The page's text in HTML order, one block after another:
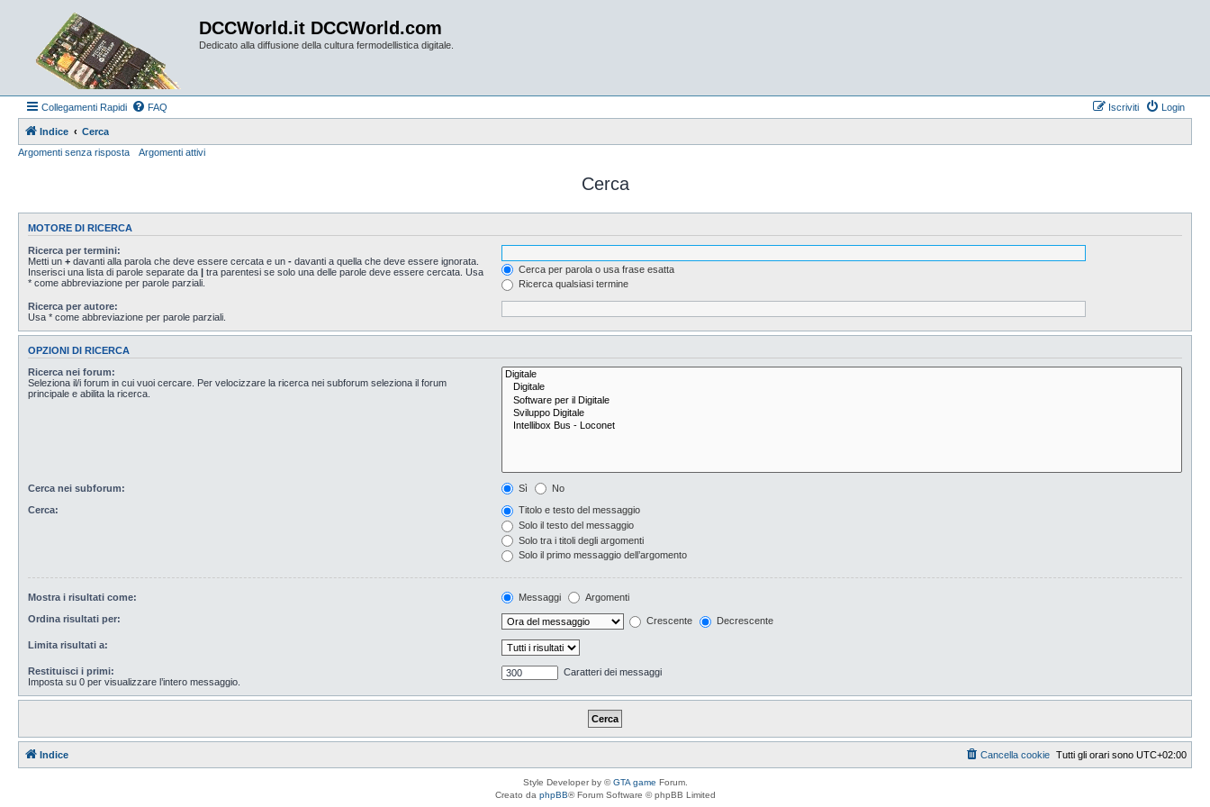
DCCWorld.it DCCWorld.com
Dedicato alla diffusione della cultura fermodellistica digitale.
Collegamenti Rapidi FAQ Login
Iscriviti
Indice
Cerca
Argomenti senza risposta
Argomenti attivi
Cerca
MOTORE DI RICERCA
Ricerca per termini:
Metti un + davanti alla parola che deve essere cercata e un - davanti a quella che deve essere ignorata.
Inserisci una lista di parole separate da | tra parentesi se solo una delle parole deve essere cercata. Usa
* come abbreviazione per parole parziali.
Cerca per parola o usa frase esatta
Ricerca qualsiasi termine
Ricerca per autore:
Usa * come abbreviazione per parole parziali.
OPZIONI DI RICERCA
Ricerca nei forum:
Seleziona il/i forum in cui vuoi cercare. Per velocizzare la ricerca nei subforum seleziona il forum
principale e abilita la ricerca.
Cerca nei subforum: Sì No
Cerca:
Titolo e testo del messaggio
Solo il testo del messaggio
Solo tra i titoli degli argomenti
Solo il primo messaggio dell’argomento
Mostra i risultati come: Messaggi Argomenti
Ordina risultati per: Crescente Decrescente
Limita risultati a:
Restituisci i primi:
Imposta su 0 per visualizzare l’intero messaggio.
Caratteri dei messaggi
Indice Tutti gli orari sono UTC+02:00
Cancella cookie
Style Developer by ©GTA game Forum.
Creato da phpBB® Forum Software © phpBB Limited